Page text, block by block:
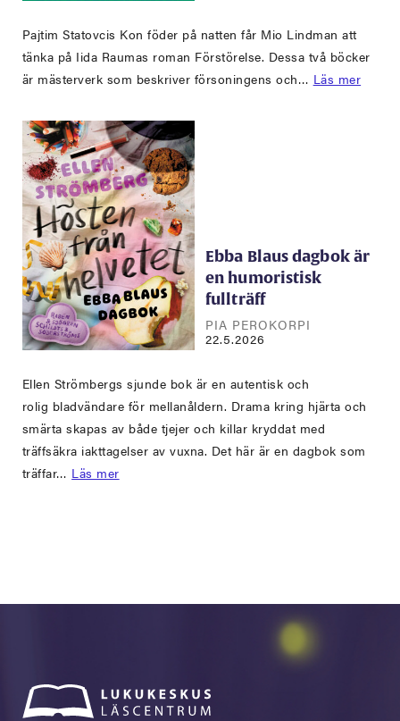
Pajtim Statovcis Kon föder på natten får Mio Lindman att
tänka på Iida Raumas roman Förstörelse. Dessa två böcker
är mästerverk som beskriver försoningens och… Läs mer
Ebba Blaus dagbok är
en humoristisk
fullträff
PIA PEROKORPI
22.5.2026
Ellen Strömbergs sjunde bok är en autentisk och
rolig bladvändare för mellanåldern. Drama kring hjärta och
smärta skapas av både tjejer och killar kryddat med
träffsäkra iakttagelser av vuxna. Det här är en dagbok som
träffar… Läs mer